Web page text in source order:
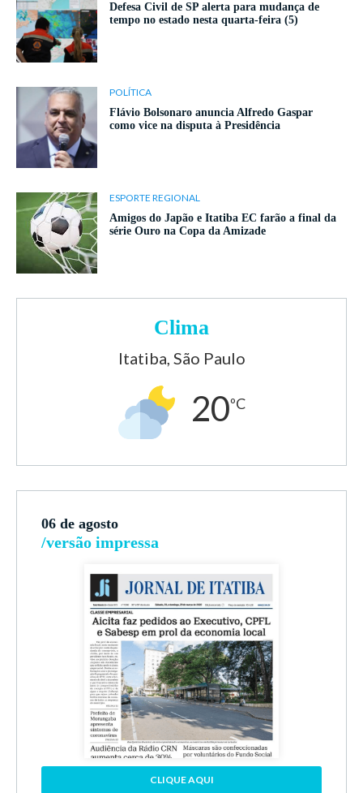
Defesa Civil de SP alerta para mudança de
tempo no estado nesta quarta-feira (5)
POLÍTICA
Flávio Bolsonaro anuncia Alfredo Gaspar
como vice na disputa à Presidência
ESPORTE REGIONAL
Amigos do Japão e Itatiba EC farão a final da
série Ouro na Copa da Amizade
Clima
Itatiba, São Paulo
20ºC
06 de agosto
/versão impressa
CLIQUE AQUI